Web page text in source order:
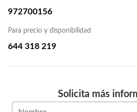
972700156
Para precio y disponibilidad
644 318 219
Solicita más